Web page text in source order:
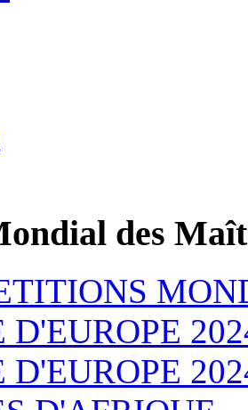
des
D'EUROPE
D'EUROPE